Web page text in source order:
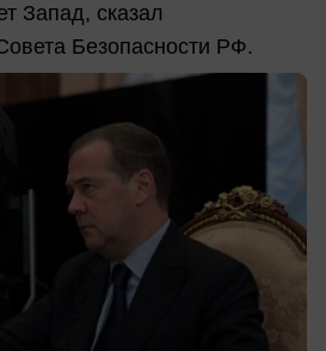
Запад, сказал
Безопасности РФ.